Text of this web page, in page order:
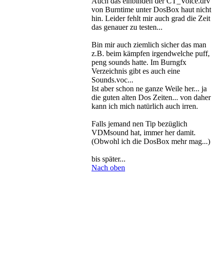
von Burntime unter DosBox haut nicht
hin. Leider fehlt mir auch grad die Zeit
das genauer zu testen...
Bin mir auch ziemlich sicher das man
z.B. beim kämpfen irgendwelche puff,
peng sounds hatte. Im Burngfx
Verzeichnis gibt es auch eine
Sounds.voc...
Ist aber schon ne ganze Weile her... ja
die guten alten Dos Zeiten... von daher
kann ich mich natürlich auch irren.
Falls jemand nen Tip bezüglich
VDMsound hat, immer her damit.
(Obwohl ich die DosBox mehr mag...)
bis später...
Nach oben